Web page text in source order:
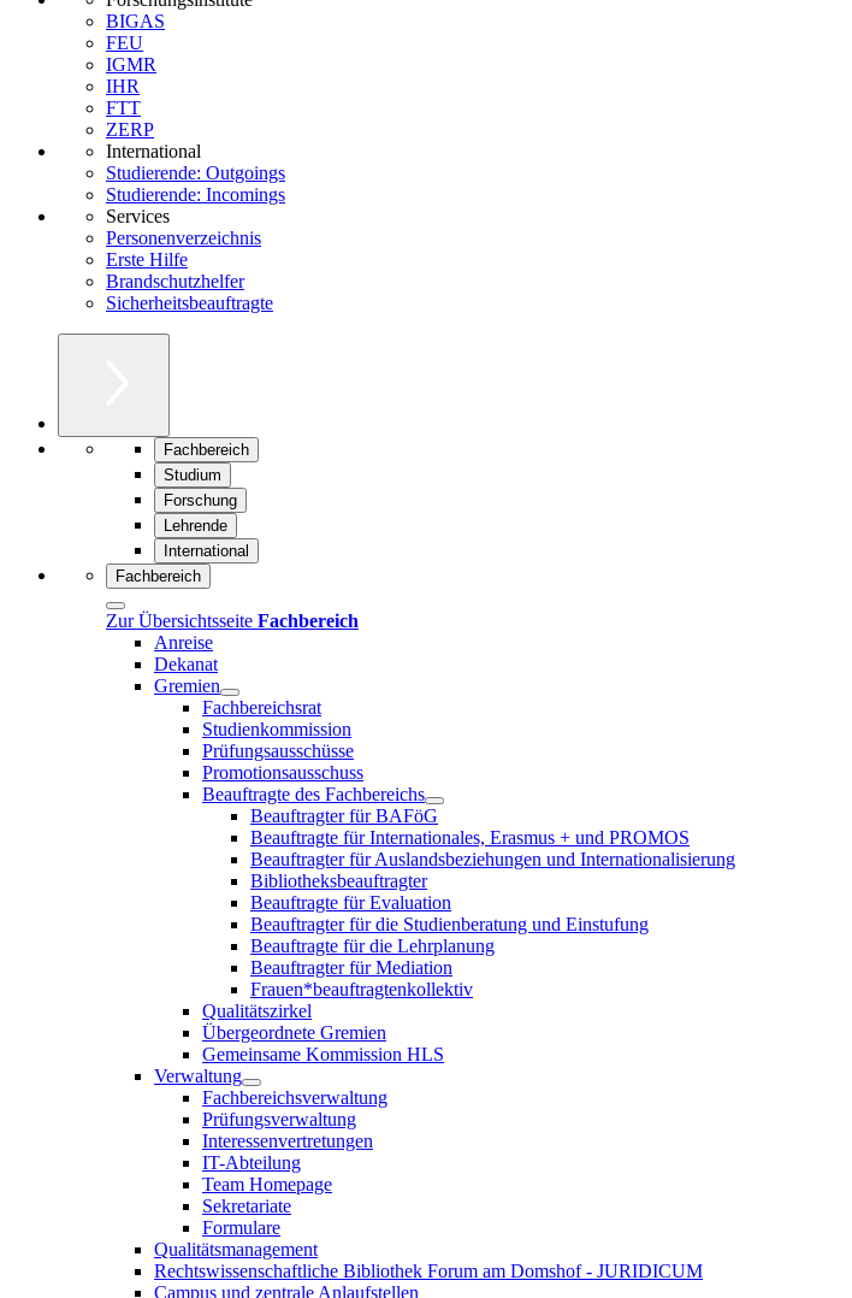
BIGAS
FEU
IGMR
IHR
FTT
ZERP
International
Studierende: Outgoings
Studierende: Incomings
Services
Personenverzeichnis
Erste Hilfe
Brandschutzhelfer
Sicherheitsbeauftragte
Fachbereich
Studium
Forschung
Lehrende
International
Fachbereich
Zur Übersichtsseite Fachbereich
Anreise
Dekanat
Gremien
Fachbereichsrat
Studienkommission
Prüfungsausschüsse
Promotionsausschuss
Beauftragte des Fachbereichs
Beauftragter für BAFöG
Beauftragte für Internationales, Erasmus + und PROMOS
Beauftragter für Auslandsbeziehungen und Internationalisierung
Bibliotheksbeauftragter
Beauftragte für Evaluation
Beauftragter für die Studienberatung und Einstufung
Beauftragte für die Lehrplanung
Beauftragter für Mediation
Frauen*beauftragtenkollektiv
Qualitätszirkel
Übergeordnete Gremien
Gemeinsame Kommission HLS
Verwaltung
Fachbereichsverwaltung
Prüfungsverwaltung
Interessenvertretungen
IT-Abteilung
Team Homepage
Sekretariate
Formulare
Qualitätsmanagement
Rechtswissenschaftliche Bibliothek Forum am Domshof - JURIDICUM
Campus und zentrale Anlaufstellen